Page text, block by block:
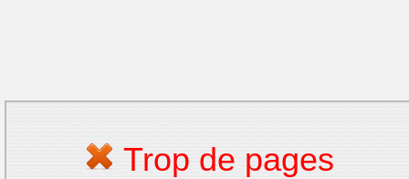
Trop de pages